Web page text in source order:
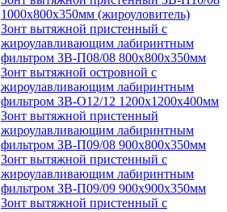
1000х800х350мм (жироуловитель)
Зонт вытяжной пристенный с
жироулавливающим лабиринтным
фильтром ЗВ-П08/08 800х800х350мм
Зонт вытяжной островной с
жироулавливающим лабиринтным
фильтром ЗВ-О12/12 1200х1200х400мм
Зонт вытяжной пристенный
жироулавливающим лабиринтным
фильтром ЗВ-П09/08 900х800х350мм
Зонт вытяжной пристенный с
жироулавливающим лабиринтным
фильтром ЗВ-П09/09 900х900х350мм
Зонт вытяжной пристенный с